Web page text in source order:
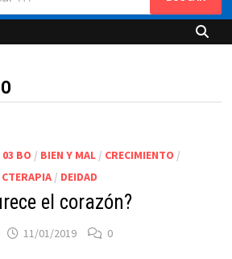
03 BO / BIEN Y MAL/ CRECIMIENTO /
CTERAPIA/ DEIDAD
el corazón?
11/01/2019 0